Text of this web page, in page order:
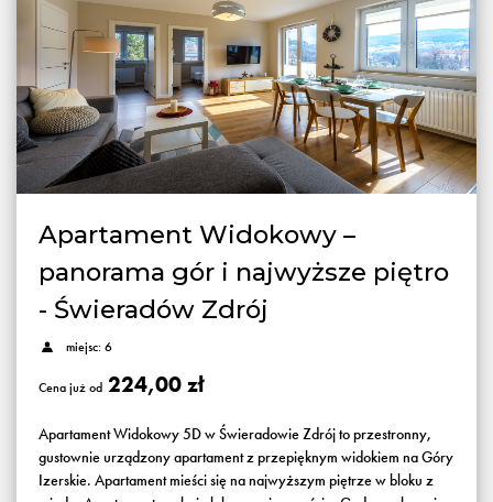
Apartament Widokowy –
panorama gór i najwyższe piętro
- Świeradów Zdrój
miejsc: 6
Cena już od 224,00 zł
Apartament Widokowy 5D w Świeradowie Zdrój to przestronny,
gustownie urządzony apartament z przepięknym widokiem na Góry
Izerskie. Apartament mieści się na najwyższym piętrze w bloku z